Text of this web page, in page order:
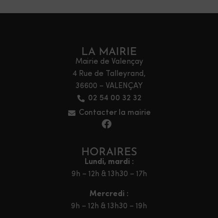
LA MAIRIE
Mairie de Valençay
4 Rue de Talleyrand,
36600 – VALENÇAY
02 54 00 32 32
Contacter la mairie
HORAIRES
Lundi, mardi :
9h – 12h & 13h30 – 17h
Mercredi :
9h – 12h & 13h30 – 19h